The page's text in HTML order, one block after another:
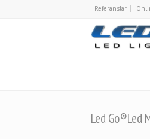
Referanslar
Led Go®Led